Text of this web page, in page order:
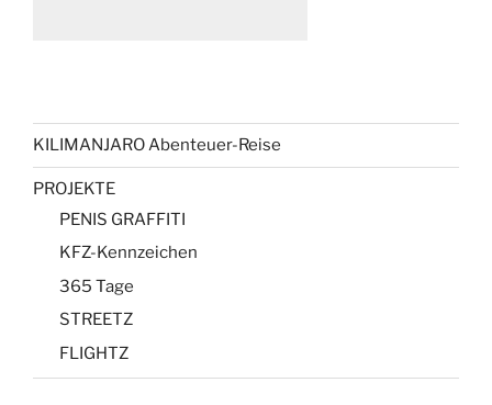
KILIMANJARO Abenteuer-Reise
PROJEKTE
PENIS GRAFFITI
KFZ-Kennzeichen
365 Tage
STREETZ
FLIGHTZ